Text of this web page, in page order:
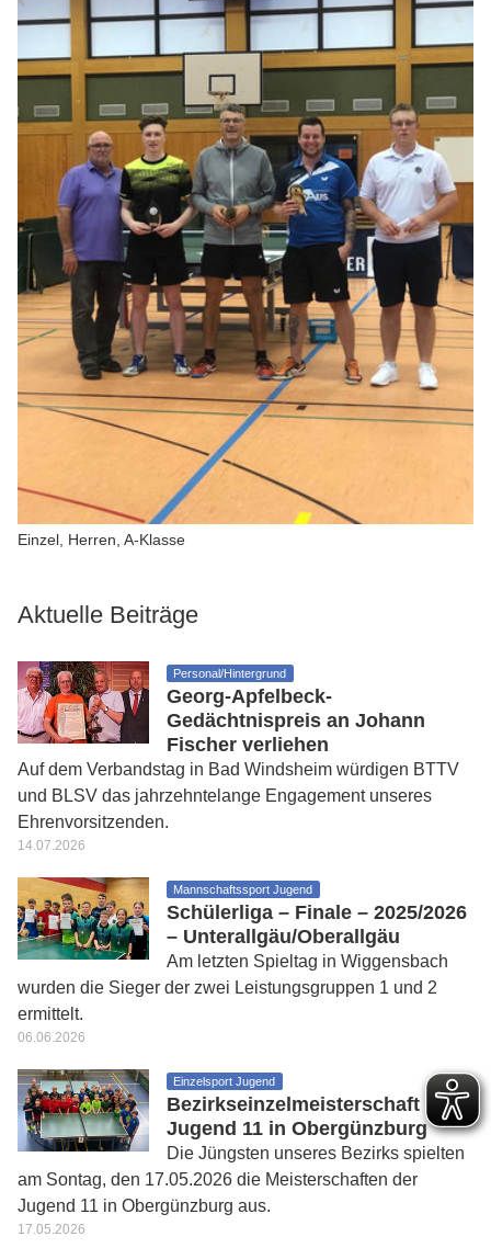
Einzel, Herren, A-Klasse
Aktuelle Beiträge
Personal/Hintergrund
Georg-Apfelbeck-
Gedächtnispreis an Johann
Fischer verliehen
Auf dem Verbandstag in Bad Windsheim würdigen BTTV
und BLSV das jahrzehntelange Engagement unseres
Ehrenvorsitzenden.
14.07.2026
Mannschaftssport Jugend
Schülerliga – Finale – 2025/2026
– Unterallgäu/Oberallgäu
Am letzten Spieltag in Wiggensbach
wurden die Sieger der zwei Leistungsgruppen 1 und 2
ermittelt.
06.06.2026
Einzelsport Jugend
Bezirkseinzelmeisterschaft
Jugend 11 in Obergünzburg
Die Jüngsten unseres Bezirks spielten
am Sontag, den 17.05.2026 die Meisterschaften der
Jugend 11 in Obergünzburg aus.
17.05.2026